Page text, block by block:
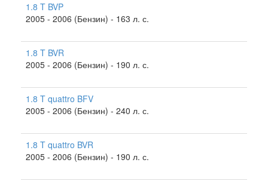
1.8 T BVP
2005 - 2006 (Бензин) - 163 л. с.
1.8 T BVR
2005 - 2006 (Бензин) - 190 л. с.
1.8 T quattro BFV
2005 - 2006 (Бензин) - 240 л. с.
1.8 T quattro BVR
2005 - 2006 (Бензин) - 190 л. с.